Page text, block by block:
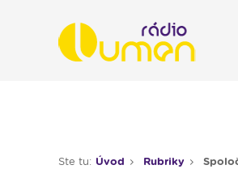
Ste tu: Úvod Rubriky
Moderované